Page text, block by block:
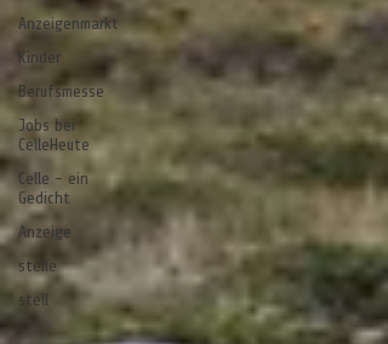
Anzeigenmarkt
Kinder
Berufsmesse
Jobs bei
CelleHeute
Celle - ein
Gedicht
Anzeige
stelle
stell